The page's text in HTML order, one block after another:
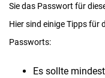
Sie das Passwort für
Hier sind einige Tipps für
Passworts:
Es sollte